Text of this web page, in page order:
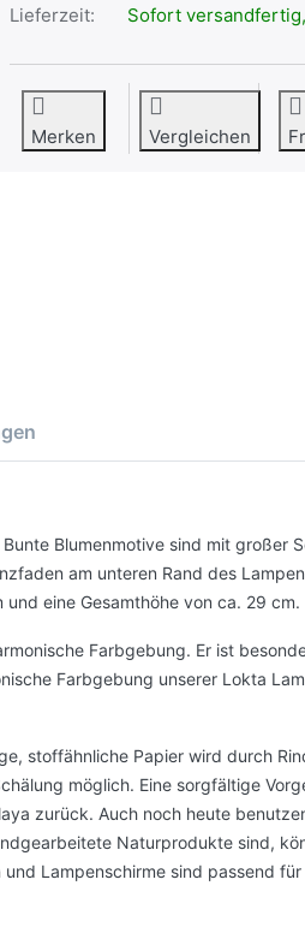
Lieferzeit: Sofort versandfertig,
Merken Vergleichen
Blumenmotive sind mit großer
am unteren Rand des
eine Gesamthöhe von ca. 29 cm.
Farbgebung. Er ist
Farbgebung unserer Lokta
stoffähnliche Papier wird durch
möglich. Eine sorgfältige
zurück. Auch noch heute
Naturprodukte sind,
Lampenschirme sind passend